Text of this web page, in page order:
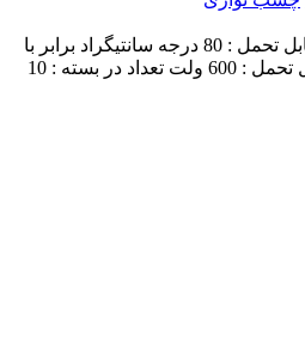
ضخامت : 0.13 میلیمتر دما قابل تحمل : 80 درجه سانتیگراد برابر با
176 درجه فارنهایت ولتاژ قابل تحمل : 600 ولت تعداد در بسته : 10